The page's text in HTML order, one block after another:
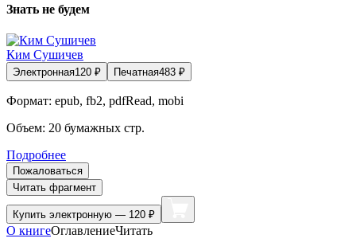
Знать не будем
Ким Сушичев
Электронная120 ₽ Печатная483 ₽
Формат: epub, fb2, pdfRead, mobi
Объем: 20 бумажных стр.
Подробнее
Пожаловаться
Читать фрагмент
Купить электронную — 120 ₽
О книгеОглавлениеЧитать